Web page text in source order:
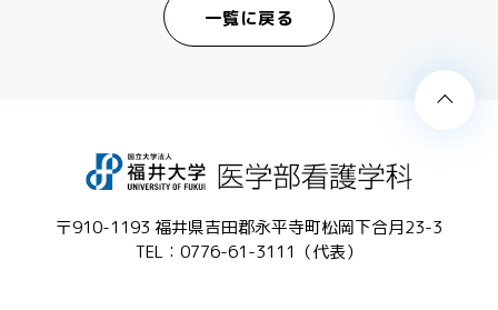
一覧に戻る
〒910-1193 福井県吉田郡永平寺町松岡下合月23-3
TEL： 0776-61-3111 （代表）